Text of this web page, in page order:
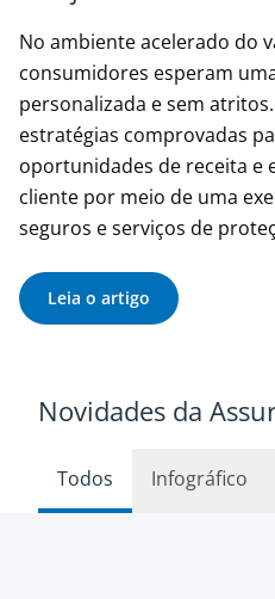
No ambiente acelerado do
consumidores esperam
personalizada e sem
estratégias comprovadas
oportunidades de receita e
cliente por meio de uma
seguros e serviços de
Leia o artigo
Novidades da
Todos Infográfico